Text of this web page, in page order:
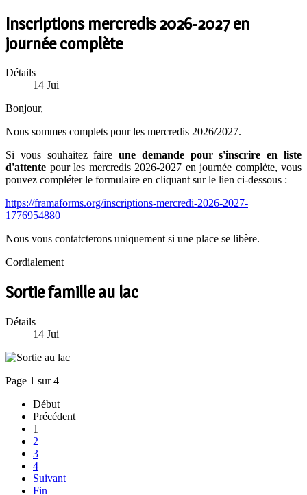
Inscriptions mercredis 2026-2027 en
journée complète
Détails
14 Jui
Bonjour,
Nous sommes complets pour les mercredis 2026/2027.
Si vous souhaitez faireune demande pour s'inscrire en liste
d'attente pour les mercredis 2026-2027 en journée complète, vous
pouvez compléter le formulaire en cliquant sur le lien ci-dessous :
https://framaforms.org/inscriptions-mercredi-2026-2027-
1776954880
Nous vous contatcterons uniquement si une place se libère.
Cordialement
Sortie famille au lac
Détails
14 Jui
Page 1 sur 4
Début
Précédent
1
2
3
4
Suivant
Fin